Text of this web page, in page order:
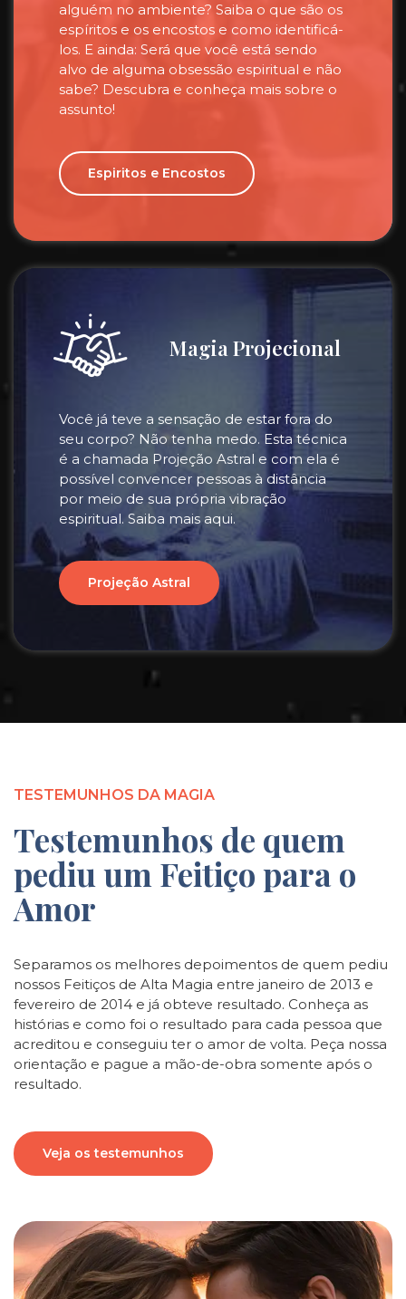
alguém no ambiente? Saiba o que são os
espíritos e os encostos e como identificá-
los. E ainda: Será que você está sendo
alvo de alguma obsessão espiritual e não
sabe? Descubra e conheça mais sobre o
assunto!
Espiritos e Encostos
Magia Projecional
Você já teve a sensação de estar fora do
seu corpo? Não tenha medo. Esta técnica
é a chamada Projeção Astral e com ela é
possível convencer pessoas à distância
por meio de sua própria vibração
espiritual. Saiba mais aqui.
Projeção Astral
TESTEMUNHOS DA MAGIA
Testemunhos de quem
pediu um Feitiço para o
Amor
Separamos os melhores depoimentos de quem pediu
nossos Feitiços de Alta Magia entre janeiro de 2013 e
fevereiro de 2014 e já obteve resultado. Conheça as
histórias e como foi o resultado para cada pessoa que
acreditou e conseguiu ter o amor de volta. Peça nossa
orientação e pague a mão-de-obra somente após o
resultado.
Veja os testemunhos